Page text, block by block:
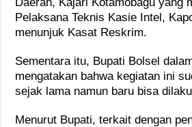
Pelaksana Teknis Kasie Intel,
menunjuk Kasat Reskrim.
Sementara itu, Bupati Bolsel
mengatakan bahwa kegiatan ini
sejak lama namun baru bisa
Menurut Bupati, terkait dengan